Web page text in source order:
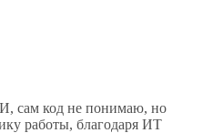
сам код не понимаю, но
работы, благодаря ИТ